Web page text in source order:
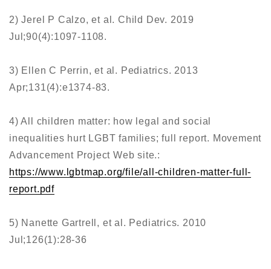
2) Jerel P Calzo, et al. Child Dev. 2019
Jul;90(4):1097-1108.
3) Ellen C Perrin, et al. Pediatrics. 2013
Apr;131(4):e1374-83.
4) All children matter: how legal and social
inequalities hurt LGBT families; full report. Movement
Advancement Project Web site.:
https://www.lgbtmap.org/file/all-children-matter-full-
report.pdf
5) Nanette Gartrell, et al. Pediatrics. 2010
Jul;126(1):28-36